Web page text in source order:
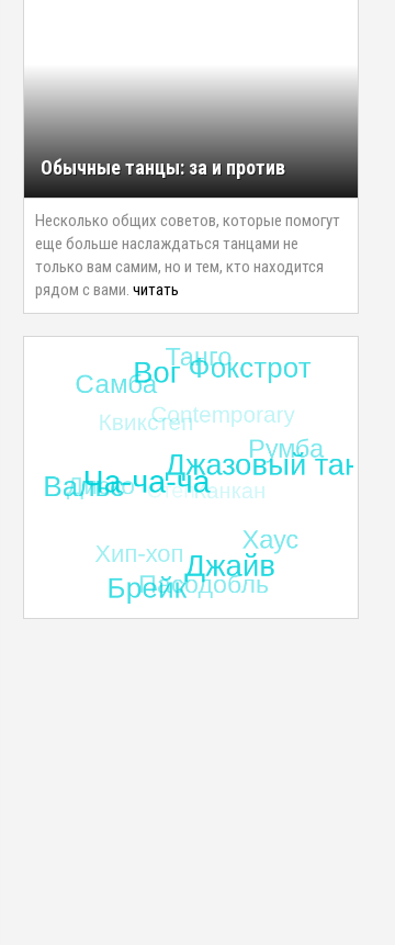
Обычные танцы: за и против
Несколько общих советов, которые помогут
еще больше наслаждаться танцами не
только вам самим, но и тем, кто находится
рядом с вами. читать